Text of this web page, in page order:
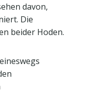
davon,
Die
beider Hoden.